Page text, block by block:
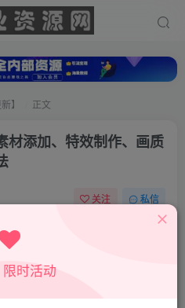
】 正文
材添加、特效制作、画质
关注 私信
时活动